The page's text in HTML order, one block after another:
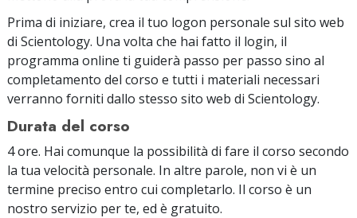
Prima di iniziare, crea il tuo logon personale sul sito web
di Scientology. Una volta che hai fatto il login, il
programma online ti guiderà passo per passo sino al
completamento del corso e tutti i materiali necessari
verranno forniti dallo stesso sito web di Scientology.
Durata del corso
4 ore. Hai comunque la possibilità di fare il corso secondo
la tua velocità personale. In altre parole, non vi è un
termine preciso entro cui completarlo. Il corso è un
nostro servizio per te, ed è gratuito.